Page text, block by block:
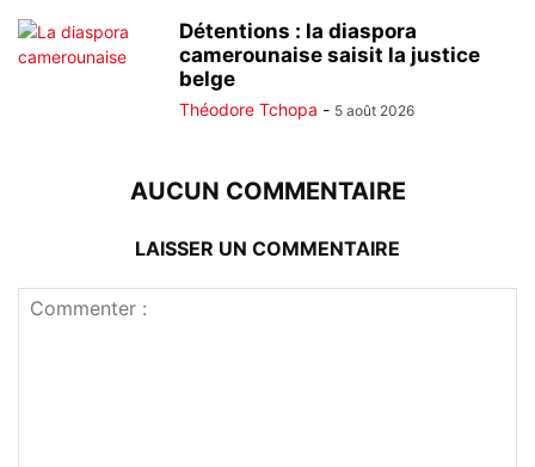
Détentions : la diaspora
camerounaise saisit la justice
belge
Théodore Tchopa - 5 août 2026
AUCUN COMMENTAIRE
LAISSER UN COMMENTAIRE